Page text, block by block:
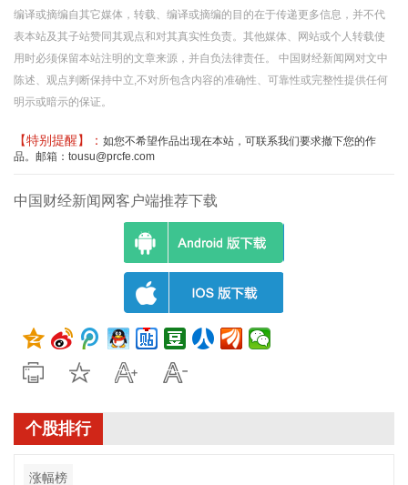
编译或摘编自其它媒体，转载、编译或摘编的目的在于传递更多信息，并不代
表本站及其子站赞同其观点和对其真实性负责。其他媒体、网站或个人转载使
用时必须保留本站注明的文章来源，并自负法律责任。 中国财经新闻网对文中
陈述、观点判断保持中立,不对所包含内容的准确性、可靠性或完整性提供任何
明示或暗示的保证。
【特别提醒】： 如您不希望作品出现在本站，可联系我们要求撤下您的作
品。邮箱：tousu@prcfe.com
中国财经新闻网客户端推荐下载
个股排行
涨幅榜